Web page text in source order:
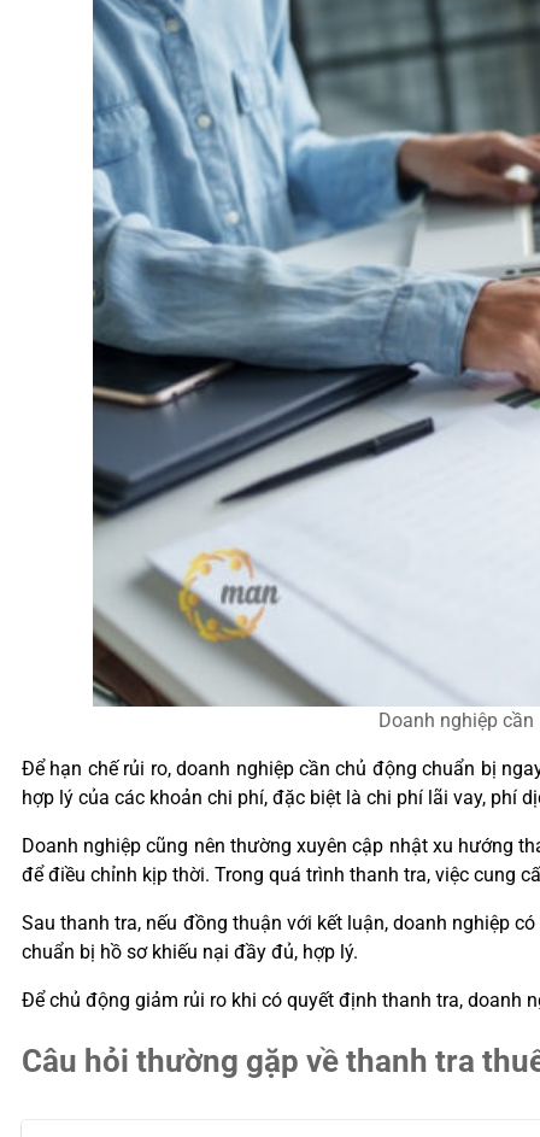
Doanh nghiệp
Để hạn chế rủi ro, doanh nghiệp cần chủ động chuẩn bị
hợp lý của các khoản chi phí, đặc biệt là chi phí lãi vay, phí
Doanh nghiệp cũng nên thường xuyên cập nhật xu hướng
để điều chỉnh kịp thời. Trong quá trình thanh tra, việc cung
Sau thanh tra, nếu đồng thuận với kết luận, doanh nghiệp
chuẩn bị hồ sơ khiếu nại đầy đủ, hợp lý.
Để chủ động giảm rủi ro khi có quyết định thanh tra, doanh
Câu hỏi thường gặp về thanh tra